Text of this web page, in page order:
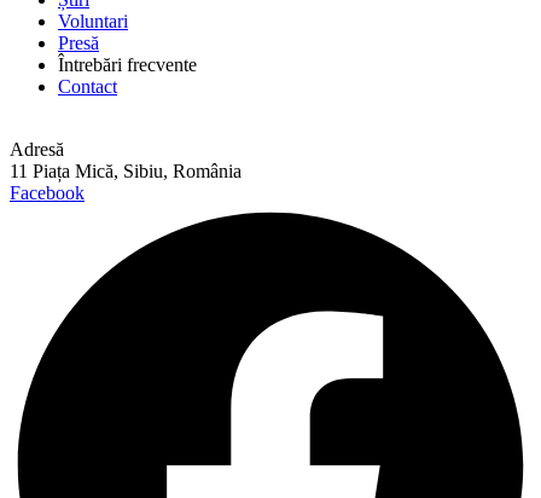
Voluntari
Presă
Întrebări frecvente
Contact
Adresă
11 Piața Mică, Sibiu, România
Facebook